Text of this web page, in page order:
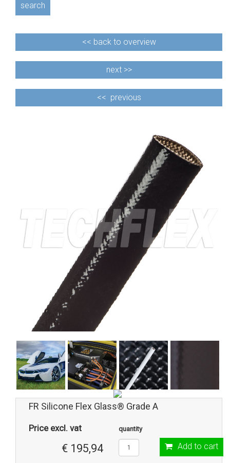
search
<< back to overview
next >>
<< previous
FR Silicone Flex Glass® Grade A
Price excl. vat
€ 195,94
quantity
Add to cart